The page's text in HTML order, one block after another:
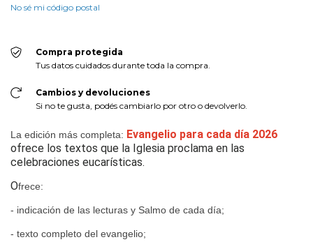
No sé mi código postal
Compra protegida
Tus datos cuidados durante toda la compra.
Cambios y devoluciones
Si no te gusta, podés cambiarlo por otro o devolverlo.
La edición más completa: Evangelio para cada día 2026
ofrece los textos que la Iglesia proclama en las
celebraciones eucarísticas.
Ofrece:
- indicación de las lecturas y Salmo de cada día;
- texto completo del evangelio;